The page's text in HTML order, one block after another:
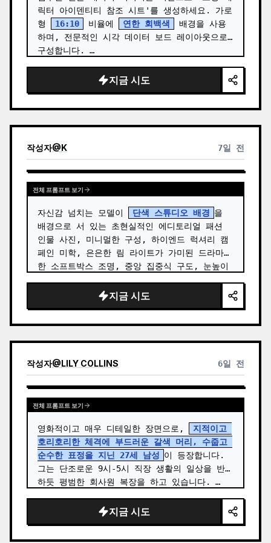
릭터 아이덴티티 참조 시트'를 생성하세요. 가로
형
16:10 비율에 연한 회백색
배경을 사용
하며, 전문적인 시각 데이터 보드 레이아웃으로
구성합니다. …
지금 시도
작성자@K 7일 전
전체 프롬프트 보기
자신감 넘치는 모델이 단색 스튜디오 배경 을
배경으로 서 있는 초현실적인 에디토리얼 패션
인물 사진, 미니멀한 구성, 하이엔드 럭셔리 캠
페인 미학, 은은한 림 라이트가 가미된 드라마틱
한 소프트박스 조명, 중앙 집중식 구도, 눈높이
질감, 색상 팔레트가 조화로운 세련된 현대적 의
상, 자신감 있는 포즈, 영화 같은 색감 보정,
지금 시도
작성자@LILY COLLINS 6일 전
전체 프롬프트 보기
영화적이고 매우 디테일한 장면으로,
지적이고
호리호리한 체격에 부드러운 갈색 머리, 수줍고
순수한 표정을 지닌 27세 남성 이 등장합니다.
그는 단조로운 9시-5시 직장 생활의 일상을 반영
하듯 평범한 회사원 복장을 하고 있습니다. …
지금 시도